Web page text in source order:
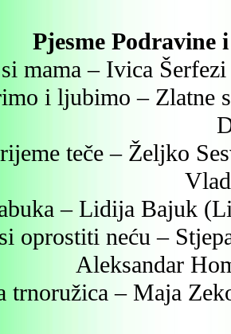
Pjesme Podravine
mama – Ivica
i ljubimo – Zlatne
teče – Željko
– Lidija Bajuk
oprostiti neću –
Aleksandar
trnoružica – Maja